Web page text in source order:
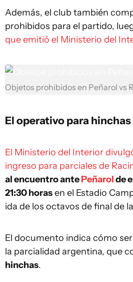
Además, el club también
prohibidos para el partido,
que emitió el Ministerio del
Objetos prohibidos en Peñarol vs
El operativo para hinchas
El Ministerio del Interior
ingreso para parciales de
al encuentro antePeñarolde
21:30 horasen el Estadio
ida de los octavos de final de
El documento indica cómo
la parcialidad argentina, que
hinchas.